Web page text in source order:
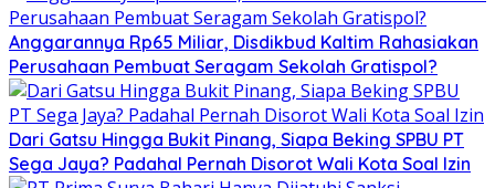
Anggarannya Rp65 Miliar, Disdikbud Kaltim Rahasiakan
Perusahaan Pembuat Seragam Sekolah Gratispol?
Dari Gatsu Hingga Bukit Pinang, Siapa Beking SPBU PT
Sega Jaya? Padahal Pernah Disorot Wali Kota Soal Izin